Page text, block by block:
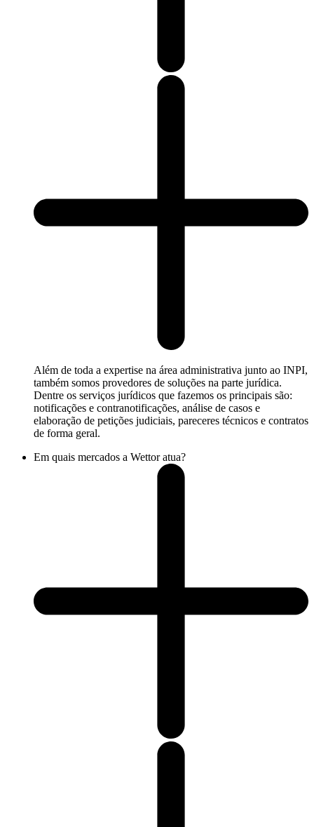
Além de toda a expertise na área administrativa junto ao INPI,
também somos provedores de soluções na parte jurídica.
Dentre os serviços jurídicos que fazemos os principais são:
notificações e contranotificações, análise de casos e
elaboração de petições judiciais, pareceres técnicos e contratos
de forma geral.
Em quais mercados a Wettor atua?